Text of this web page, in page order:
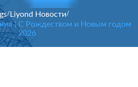
/Liyond Новости/
| С Рождеством и Новым годом
2026